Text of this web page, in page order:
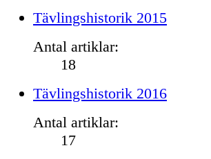
Tävlingshistorik 2015
Antal artiklar:
18
Tävlingshistorik 2016
Antal artiklar:
17